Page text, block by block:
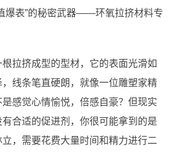
爆表”的秘密武器——环氧拉挤材料专
拉挤成型的型材，它的表面光滑如
线条笔直硬朗，就像一位雕塑家精
感觉心情愉悦，倍感自豪？但现实
合适的促进剂，你很可能拿到的是
，需要花费大量时间和精力进行二